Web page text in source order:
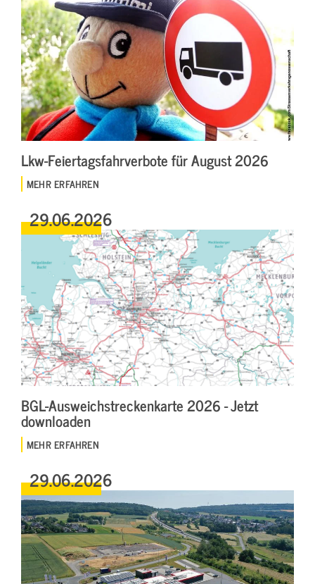
Lkw-Feiertagsfahrverbote für August 2026
MEHR ERFAHREN
29.06.2026
BGL-Ausweichstreckenkarte 2026 - Jetzt
downloaden
MEHR ERFAHREN
29.06.2026